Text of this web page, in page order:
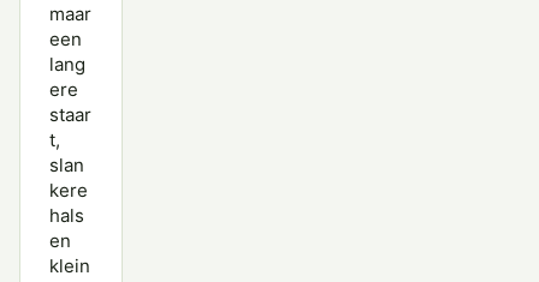
maar
een
lang
ere
staar
t,
slan
kere
hals
en
klein